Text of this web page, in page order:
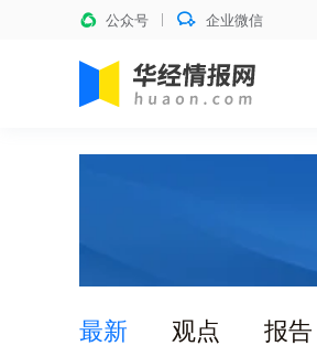
公众号 企业微信
最新 观点 报告